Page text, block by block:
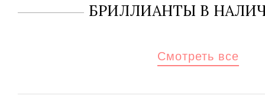
БРИЛЛИАНТЫ В
Смотреть все